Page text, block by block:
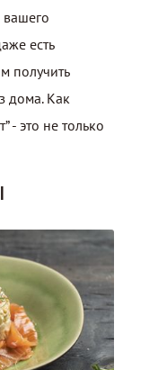
есть
получить
дома. Как
- это не только